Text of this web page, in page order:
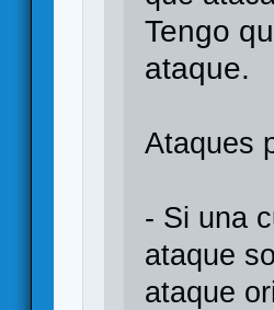
Tengo
ataque.
Ataques
- Si una
ataque
ataque